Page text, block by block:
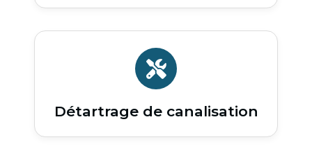
Détartrage de canalisation